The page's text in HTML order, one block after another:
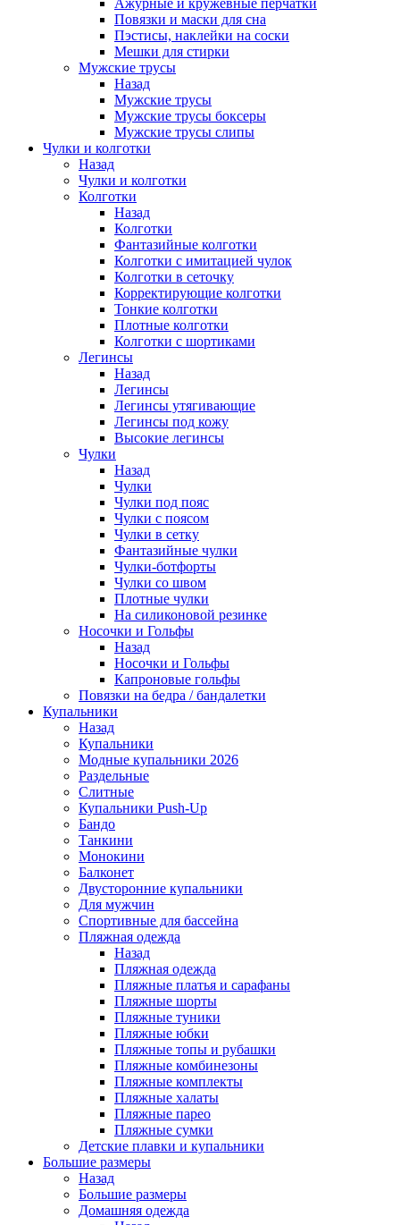
Ажурные и кружевные перчатки
Повязки и маски для сна
Пэстисы, наклейки на соски
Мешки для стирки
Мужские трусы
Назад
Мужские трусы
Мужские трусы боксеры
Мужские трусы слипы
Чулки и колготки
Назад
Чулки и колготки
Колготки
Назад
Колготки
Фантазийные колготки
Колготки с имитацией чулок
Колготки в сеточку
Корректирующие колготки
Тонкие колготки
Плотные колготки
Колготки с шортиками
Легинсы
Назад
Легинсы
Легинсы утягивающие
Легинсы под кожу
Высокие легинсы
Чулки
Назад
Чулки
Чулки под пояс
Чулки с поясом
Чулки в сетку
Фантазийные чулки
Чулки-ботфорты
Чулки со швом
Плотные чулки
На силиконовой резинке
Носочки и Гольфы
Назад
Носочки и Гольфы
Капроновые гольфы
Повязки на бедра / бандалетки
Купальники
Назад
Купальники
Модные купальники 2026
Раздельные
Слитные
Купальники Push-Up
Бандо
Танкини
Монокини
Балконет
Двусторонние купальники
Для мужчин
Спортивные для бассейна
Пляжная одежда
Назад
Пляжная одежда
Пляжные платья и сарафаны
Пляжные шорты
Пляжные туники
Пляжные юбки
Пляжные топы и рубашки
Пляжные комбинезоны
Пляжные комплекты
Пляжные халаты
Пляжные парео
Пляжные сумки
Детские плавки и купальники
Большие размеры
Назад
Большие размеры
Домашняя одежда